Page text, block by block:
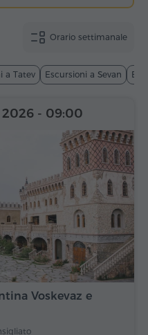
Orario settimanale
a Tatev Escursioni a Sevan
Voskevaz e
- 09:00